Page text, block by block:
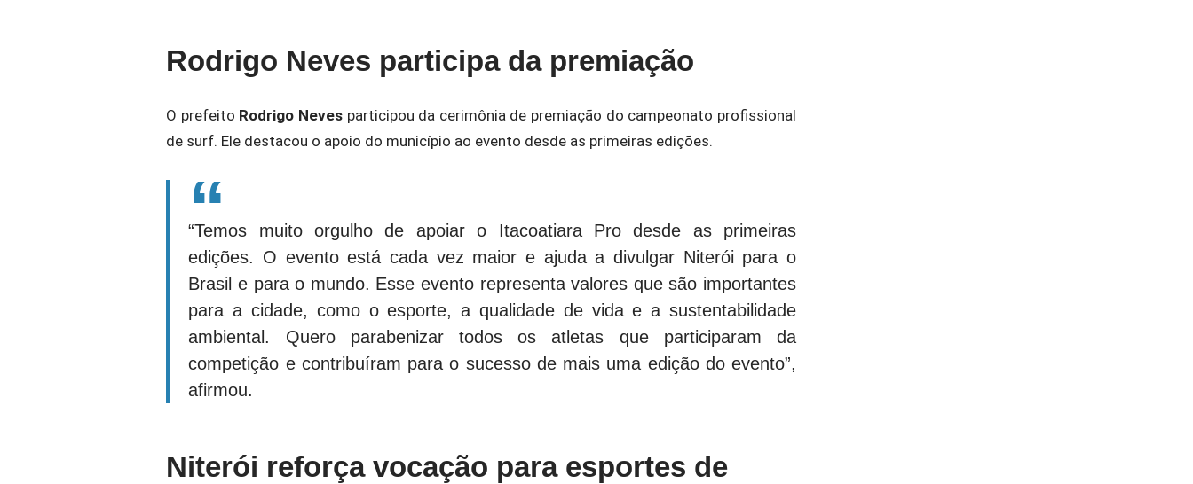
Rodrigo Neves participa da premiação
O prefeito Rodrigo Nevesparticipou da cerimônia de premiação do campeonato profissional
de surf. Ele destacou o apoio do município ao evento desde as primeiras edições.
“Temos muito orgulho de apoiar o Itacoatiara Pro desde as primeiras
edições. O evento está cada vez maior e ajuda a divulgar Niterói para o
Brasil e para o mundo. Esse evento representa valores que são importantes
para a cidade, como o esporte, a qualidade de vida e a sustentabilidade
ambiental. Quero parabenizar todos os atletas que participaram da
competição e contribuíram para o sucesso de mais uma edição do evento”,
afirmou.
Niterói reforça vocação para esportes de